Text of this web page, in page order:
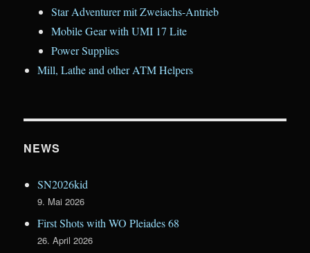
Star Adventurer mit Zweiachs-Antrieb
Mobile Gear with UMI 17 Lite
Power Supplies
Mill, Lathe and other ATM Helpers
NEWS
SN2026kid
9. Mai 2026
First Shots with WO Pleiades 68
26. April 2026